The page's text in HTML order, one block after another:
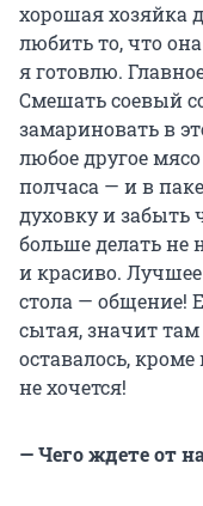
хорошая хозяйка
любить то, что
я готовлю.
Смешать соевый
замариновать в
любое другое
полчаса — и в
духовку и забыть
больше делать не
и красиво.
стола — общение!
сытая, значит
оставалось, кроме
не хочется!
— Чего ждете от